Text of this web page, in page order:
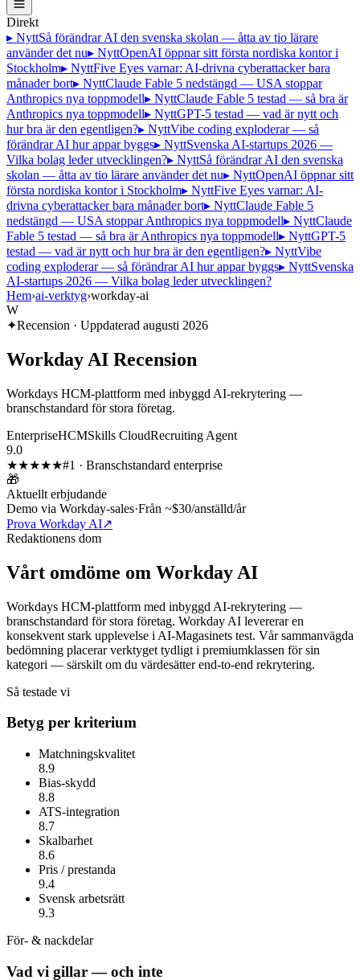
Direkt
▸ NyttSå förändrar AI den svenska skolan — åtta av tio lärare
använder det nu▸ NyttOpenAI öppnar sitt första nordiska kontor i
Stockholm▸ NyttFive Eyes varnar: AI-drivna cyberattacker bara
månader bort▸ NyttClaude Fable 5 nedstängd — USA stoppar
Anthropics nya toppmodell▸ NyttClaude Fable 5 testad — så bra är
Anthropics nya toppmodell▸ NyttGPT-5 testad — vad är nytt och
hur bra är den egentligen?▸ NyttVibe coding exploderar — så
förändrar AI hur appar byggs▸ NyttSvenska AI-startups 2026 —
Vilka bolag leder utvecklingen?▸ NyttSå förändrar AI den svenska
skolan — åtta av tio lärare använder det nu▸ NyttOpenAI öppnar sitt
första nordiska kontor i Stockholm▸ NyttFive Eyes varnar: AI-
drivna cyberattacker bara månader bort▸ NyttClaude Fable 5
nedstängd — USA stoppar Anthropics nya toppmodell▸ NyttClaude
Fable 5 testad — så bra är Anthropics nya toppmodell▸ NyttGPT-5
testad — vad är nytt och hur bra är den egentligen?▸ NyttVibe
coding exploderar — så förändrar AI hur appar byggs▸ NyttSvenska
AI-startups 2026 — Vilka bolag leder utvecklingen?
Hem›ai-verktyg›workday-ai
W
✦Recension · Uppdaterad augusti 2026
Workday AI Recension
Workdays HCM-plattform med inbyggd AI-rekrytering —
branschstandard för stora företag.
EnterpriseHCMSkills CloudRecruiting Agent
9.0
★★★★★#1 · Branschstandard enterprise
🎁
Aktuellt erbjudande
Demo via Workday-sales·Från ~$30/anställd/år
Prova Workday AI↗
Redaktionens dom
Vårt omdöme om Workday AI
Workdays HCM-plattform med inbyggd AI-rekrytering —
branschstandard för stora företag. Workday AI levererar en
konsekvent stark upplevelse i AI-Magasinets test. Vår sammanvägda
bedömning placerar verktyget tydligt i premiumklassen för sin
kategori — särskilt om du värdesätterend-to-end rekrytering.
Så testade vi
Betyg per kriterium
Matchningskvalitet
8.9
Bias-skydd
8.8
ATS-integration
8.7
Skalbarhet
8.6
Pris / prestanda
9.4
Svensk arbetsrätt
9.3
För- & nackdelar
Vad vi gillar — och inte